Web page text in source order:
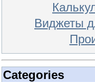
Виджеты
Categories